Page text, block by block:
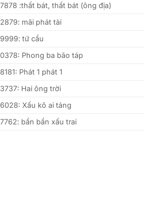
7878 :thất bát, thất bát (ông địa)
2879: mãi phát tài
9999: tứ cẩu
0378: Phong ba bão táp
8181: Phát 1 phát 1
3737: Hai ông trời
6028: Xấu kô ai táng
7762: bẩn bẩn xấu trai